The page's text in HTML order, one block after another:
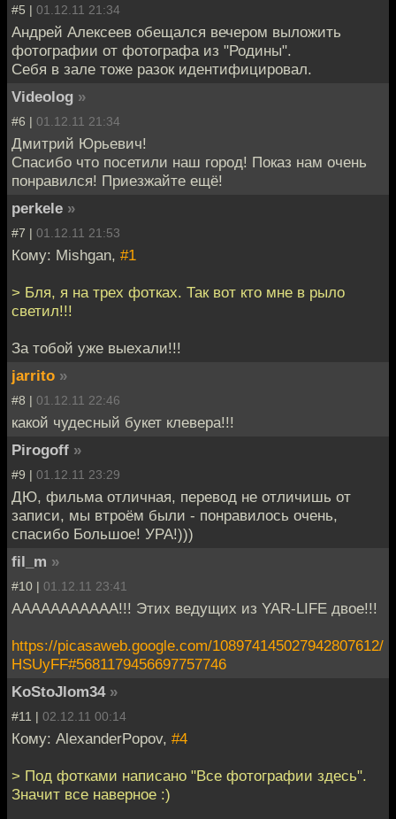
#5 | 01.12.11 21:34
Андрей Алексеев обещался вечером выложить
фотографии от фотографа из "Родины".
Себя в зале тоже разок идентифицировал.
Videolog »
#6 | 01.12.11 21:34
Дмитрий Юрьевич!
Спасибо что посетили наш город! Показ нам очень
понравился! Приезжайте ещё!
perkele »
#7 | 01.12.11 21:53
Кому: Mishgan, #1
> Бля, я на трех фотках. Так вот кто мне в рыло
светил!!!
За тобой уже выехали!!!
jarrito »
#8 | 01.12.11 22:46
какой чудесный букет клевера!!!
Pirogoff »
#9 | 01.12.11 23:29
ДЮ, фильма отличная, перевод не отличишь от
записи, мы втроём были - понравилось очень,
спасибо Большое! УРА!)))
fil_m »
#10 | 01.12.11 23:41
ААААААААААА!!! Этих ведущих из YAR-LIFE двое!!!
https://picasaweb.google.com/108974145027942807612/
HSUyFF#5681179456697757746
KoStoJlom34 »
#11 | 02.12.11 00:14
Кому: AlexanderPopov, #4
> Под фотками написано "Все фотографии здесь".
Значит все наверное :)